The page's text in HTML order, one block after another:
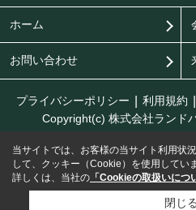
ホーム
お問い合わせ
プライバシーポリシー 利用規約
Copyright(c) 株式会社ランド
当サイトでは、お客様の当サイト利用状
して、クッキー（Cookie）を使用してい
詳しくは、当社の 「Cookieの取扱いにつ
閉じる